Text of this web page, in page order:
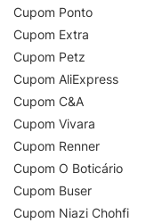
Cupom Ponto
Cupom Extra
Cupom Petz
Cupom AliExpress
Cupom C&A
Cupom Vivara
Cupom Renner
Cupom O Boticário
Cupom Buser
Cupom Niazi Chohfi